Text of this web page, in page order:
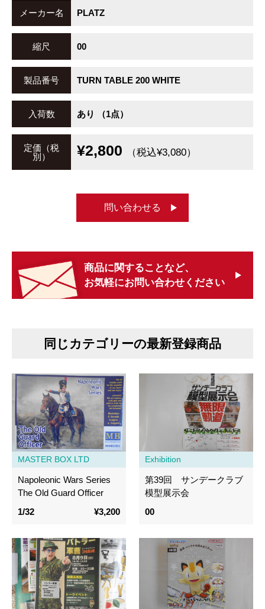
メーカー名 PLATZ
縮尺 00
製品番号 TURN TABLE 200 WHITE
入荷数 あり （1点）
定価（税
別）
¥2,800 （税込¥3,080）
問い合わせる
商品に関することなど、
お気軽にお問い合わせください
同じカテゴリーの最新登録商品
MASTER BOX LTD
Napoleonic Wars Series
The Old Guard Officer
1/32
¥3,200
Exhibition
第39回 サンデークラブ
模型展示会
00